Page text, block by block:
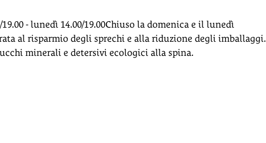
- lunedì 14.00/19.00Chiuso la domenica e il lunedì
al risparmio degli sprechi e alla riduzione degli imballaggi.
minerali e detersivi ecologici alla spina.